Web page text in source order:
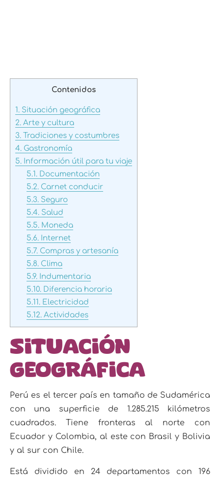
Contenidos
1. Situación geográfica
2. Arte y cultura
3. Tradiciones y costumbres
4. Gastronomía
5. Información útil para tu viaje
5.1.Documentación
5.2.Carnet conducir
5.3.Seguro
5.4.Salud
5.5.Moneda
5.6.Internet
5.7.Compras y artesanía
5.8.Clima
5.9.Indumentaria
5.10.Diferencia horaria
5.11.Electricidad
5.12.Actividades
Situación
geográfica
Perú es el tercer país en tamaño de Sudamérica
con una superficie de 1.285.215 kilómetros
cuadrados. Tiene fronteras al norte con
Ecuador y Colombia, al este con Brasil y Bolivia
y al sur con Chile.
Está dividido en 24 departamentos con 196